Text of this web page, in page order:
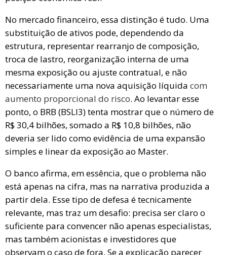
No mercado financeiro, essa distinção é tudo. Uma
substituição de ativos pode, dependendo da
estrutura, representar rearranjo de composição,
troca de lastro, reorganização interna de uma
mesma exposição ou ajuste contratual, e não
necessariamente uma nova aquisição líquida com
aumento proporcional do risco. Ao levantar esse
ponto, o BRB (BSLI3) tenta mostrar que o número de
R$ 30,4 bilhões, somado a R$ 10,8 bilhões, não
deveria ser lido como evidência de uma expansão
simples e linear da exposição ao Master.
O banco afirma, em essência, que o problema não
está apenas na cifra, mas na narrativa produzida a
partir dela. Esse tipo de defesa é tecnicamente
relevante, mas traz um desafio: precisa ser claro o
suficiente para convencer não apenas especialistas,
mas também acionistas e investidores que
observam o caso de fora. Se a explicação parecer